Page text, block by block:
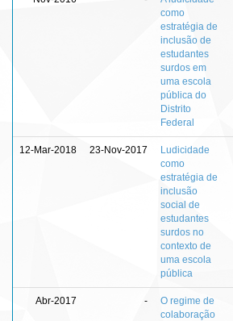
como
estratégia de
inclusão de
estudantes
surdos em
uma escola
pública do
Distrito
Federal
12-Mar-2018 23-Nov-2017
Ludicidade
como
estratégia de
inclusão
social de
estudantes
surdos no
contexto de
uma escola
pública
Abr-2017 -
O regime de
colaboração